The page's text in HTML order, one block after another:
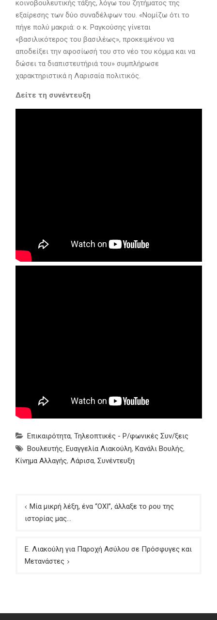
κοινοβουλευτικής τάξης, λόγω του ζητήματος της
εξαίρεσης των δύο συναδέλφων του. «Νομίζω ότι το
πήγε πολύ μακριά: ο κ. Ραγκούσης γίνεται
«βασιλικότερος του βασιλέως», προκειμένου να
αποδείξει την αφοσίωσή του στο νέο του κόμμα και να
δώσει τα διαπιστευτήριά του» συμπλήρωσε
χαρακτηριστικά η Λαρισαία πολιτικός.
Δείτε τη συνέντευξη
Επικαιρότητα, Τηλεοπτικές - Ρ/φωνικές Συν/ξεις
Βουλευτής, Ευαγγελία Λιακούλη, Κανάλι Βουλής,
Κίνημα Αλλαγής, Λάρισα, Συνέντευξη
Πλοήγηση
άρθρων
Μία μικρή λέξη, ένα “ΟΧΙ”, άλλαξε το ρου της
ιστορίας μας…
Ε. Λιακούλη για Παροχή Ασύλου σε Πρόσφυγες και
Μετανάστες